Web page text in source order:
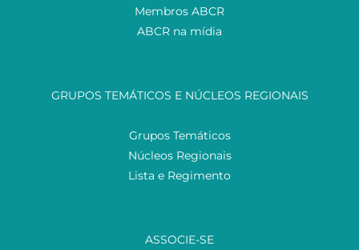
Membros ABCR
ABCR na mídia
GRUPOS TEMÁTICOS E NÚCLEOS REGIONAIS
Grupos Temáticos
Núcleos Regionais
Lista e Regimento
ASSOCIE-SE